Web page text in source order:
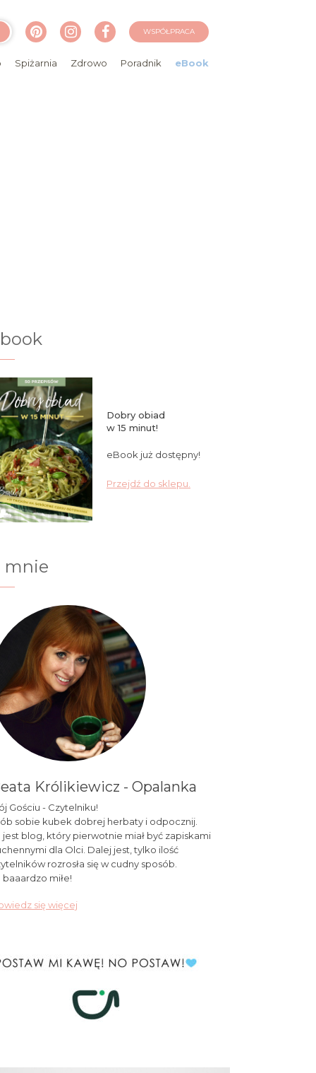
WSPÓŁPRACA
Spiżarnia Zdrowo Poradnik eBook
Dobry obiad
w 15 minut!
eBook już dostępny!
Przejdź do sklepu.
mnie
Królikiewicz - Opalanka
Gościu - Czytelniku!
sobie kubek dobrej herbaty i odpocznij.
jest blog, który pierwotnie miał być zapiskami
dla Olci. Dalej jest, tylko ilość
rozrosła się w cudny sposób.
baaardzo miłe!
się więcej